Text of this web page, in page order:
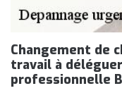
Changement de
travail à
professionnelle